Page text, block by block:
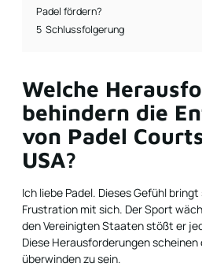
Padel fördern?
5 Schlussfolgerung
Welche
behindern die
von Padel
USA?
Ich liebe Padel. Dieses Gefühl
Frustration mit sich. Der Sport
den Vereinigten Staaten stößt er
Diese Herausforderungen
überwinden zu sein.